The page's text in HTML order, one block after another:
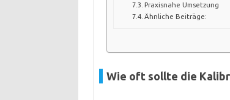
Praxisnahe Umsetzung
Ähnliche Beiträge:
Wie oft sollte die